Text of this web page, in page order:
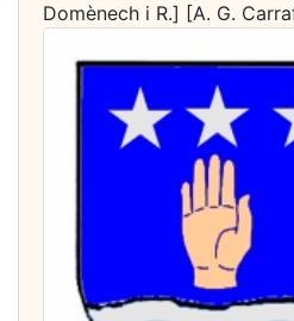
Domènech i R.] [A. G.